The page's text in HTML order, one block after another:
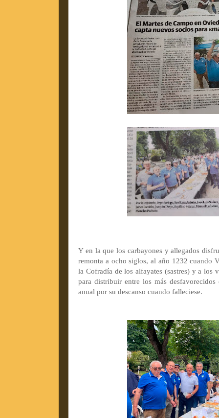
Y en la que los carbayones y allegados
remonta a ocho siglos, al año 1232 cuando
la Cofradía de los alfayates (sastres) y a los
para distribuir entre los más
anual por su descanso cuando falleciese.